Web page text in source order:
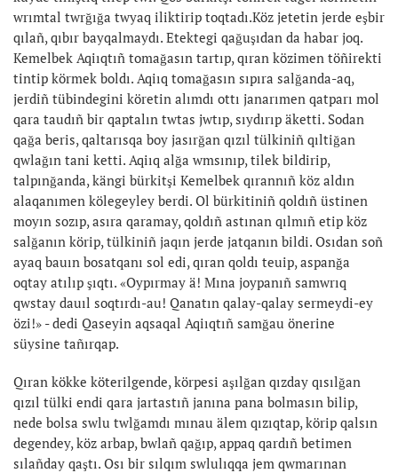
wrımtal twrğığa twyaq iliktirip toqtadı.Köz jetetin jerde eşbir
qılañ, qıbır bayqalmaydı. Etektegi qağuşıdan da habar joq.
Kemelbek Aqiıqtıñ tomağasın tartıp, qıran közimen töñirekti
tintip körmek boldı. Aqiıq tomağasın sıpıra salğanda-aq,
jerdiñ tübindegini köretin alımdı ottı janarımen qatparı mol
qara taudıñ bir qaptalın twtas jwtıp, sıydırıp äketti. Sodan
qağa beris, qaltarısqa boy jasırğan qızıl tülkiniñ qıltiğan
qwlağın tani ketti. Aqiıq alğa wmsınıp, tilek bildirip,
talpınğanda, kängi bürkitşi Kemelbek qırannıñ köz aldın
alaqanımen kölegeyley berdi. Ol bürkitiniñ qoldıñ üstinen
moyın sozıp, asıra qaramay, qoldıñ astınan qılmıñ etip köz
salğanın körip, tülkiniñ jaqın jerde jatqanın bildi. Osıdan soñ
ayaq bauın bosatqanı sol edi, qıran qoldı teuip, aspanğa
oqtay atılıp şıqtı. «Oypırmay ä! Mına joypanıñ samwrıq
qwstay dauıl soqtırdı-au! Qanatın qalay-qalay sermeydi-ey
özi!» - dedi Qaseyin aqsaqal Aqiıqtıñ samğau önerine
süysine tañırqap.
Qıran kökke köterilgende, körpesi aşılğan qızday qısılğan
qızıl tülki endi qara jartastıñ janına pana bolmasın bilip,
nede bolsa swlu twlğamdı mınau älem qızıqtap, körip qalsın
degendey, köz arbap, bwlañ qağıp, appaq qardıñ betimen
sılañday qaştı. Osı bir sılqım swlulıqqa jem qwmarınan